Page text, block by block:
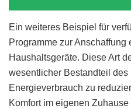
Ein weiteres Beispiel für
Programme zur Anschaffung
Haushaltsgeräte. Diese Art
wesentlicher Bestandteil
Energieverbrauch zu
Komfort im eigenen